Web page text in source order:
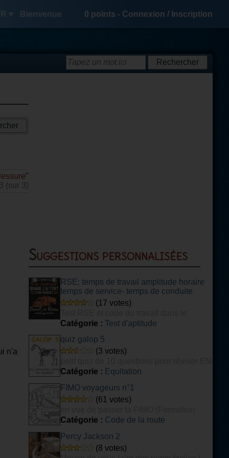
▾ Bienvenue 0 points - Connexion / Inscription
"
(sur 3)
n'a
Suggestions personnalisées
RSE: temps de travail amplitude horaire
temps de service- temps de conduite
(17 votes)
transport
Catégorie : Test d'aptitude
quiz galop 5
(3 votes)
PARTIE son galop 5
Catégorie : Equitation
FIMO voyageurs n°1
(61 votes)
Initiale Minimale Obligatoire) voyageurs.
Catégorie : Code de la route
Percy Jackson 2
(8 votes)